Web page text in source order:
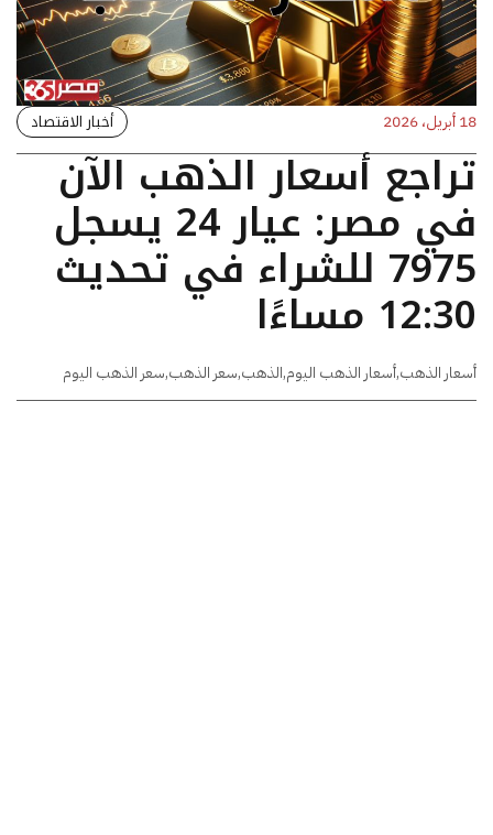
18 أبريل، 2026 أخبار الاقتصاد
تراجع أسعار الذهب الآن
في مصر: عيار 24 يسجل
7975 للشراء في تحديث
12:30 مساءًا
أسعار الذهب,أسعار الذهب اليوم,الذهب,سعر الذهب,سعر الذهب اليوم